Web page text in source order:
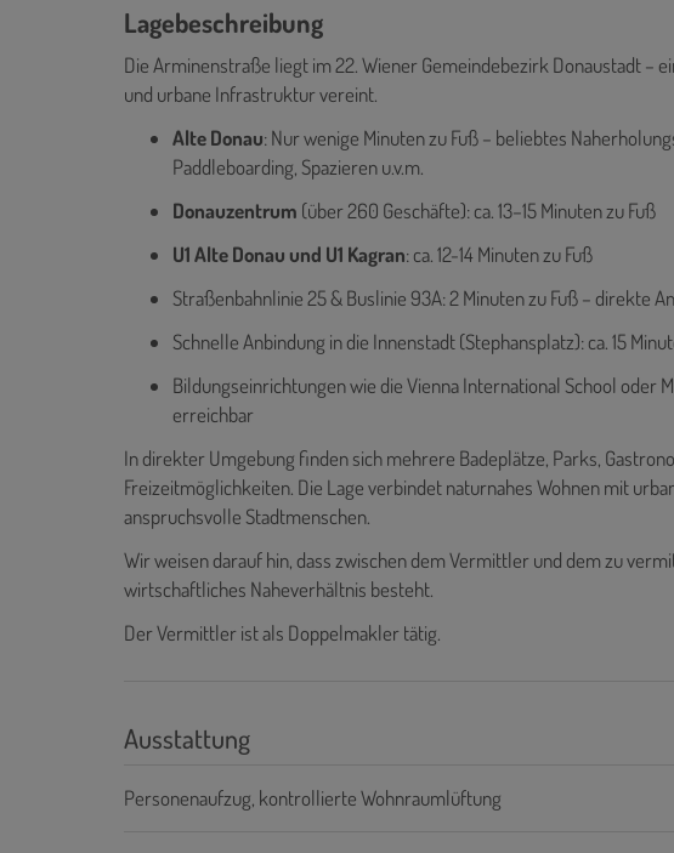
Lagebeschreibung
Die Arminenstraße liegt im 22. Wiener Gemeindebezirk Donaustadt –
und urbane Infrastruktur vereint.
Alte Donau: Nur wenige Minuten zu Fuß – beliebtes
Paddleboarding, Spazieren u.v.m.
Donauzentrum (über 260 Geschäfte): ca. 13–15 Minuten zu Fuß
U1 Alte Donau und U1 Kagran: ca. 12-14 Minuten zu Fuß
Straßenbahnlinie 25 & Buslinie 93A: 2 Minuten zu Fuß – direkte
Schnelle Anbindung in die Innenstadt (Stephansplatz): ca. 15
Bildungseinrichtungen wie die Vienna International School oder
erreichbar
In direkter Umgebung finden sich mehrere Badeplätze, Parks,
Freizeitmöglichkeiten. Die Lage verbindet naturnahes Wohnen mit
anspruchsvolle Stadtmenschen.
Wir weisen darauf hin, dass zwischen dem Vermittler und dem zu
wirtschaftliches Naheverhältnis besteht.
Der Vermittler ist als Doppelmakler tätig.
Ausstattung
Personenaufzug kontrollierte Wohnraumlüftung